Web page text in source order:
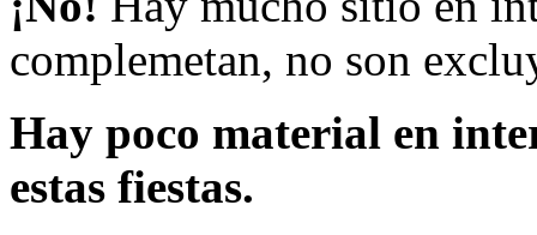
complemetan, no son
Hay poco material en
estas fiestas.